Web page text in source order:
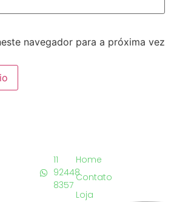
navegador para a próxima vez
Home
Contato
Loja
11
92448
8357